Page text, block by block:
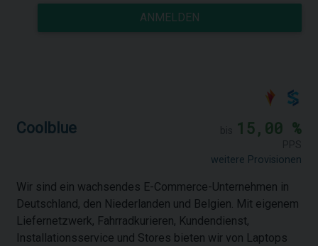
ANMELDEN
Coolblue 15,00 %
weitere Provisionen
Wir sind ein wachsendes E-Commerce-Unternehmen in
Deutschland, den Niederlanden und Belgien. Mit eigenem
Liefernetzwerk, Fahrradkurieren, Kundendienst,
Installationsservice und Stores bieten wir von Laptops